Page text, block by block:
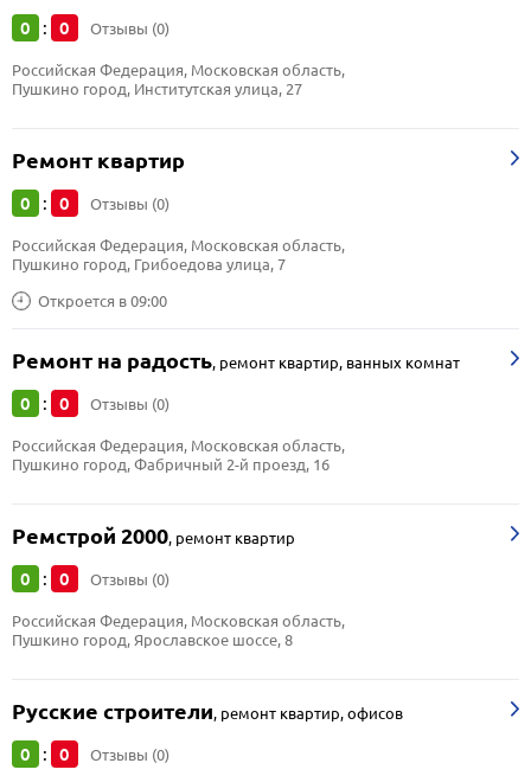
0 : 0 Отзывы (0)
Российская Федерация, Московская область,
Пушкино город, Институтская улица, 27
Ремонт квартир
0 : 0 Отзывы (0)
Откроется в 09:00
Российская Федерация, Московская область,
Пушкино город, Грибоедова улица, 7
Ремонт на радость, ремонт квартир, ванных комнат
0 : 0 Отзывы (0)
Российская Федерация, Московская область,
Пушкино город, Фабричный 2-й проезд, 16
Ремстрой 2000, ремонт квартир
0 : 0 Отзывы (0)
Российская Федерация, Московская область,
Пушкино город, Ярославское шоссе, 8
Русские строители, ремонт квартир, офисов
0 : 0 Отзывы (0)